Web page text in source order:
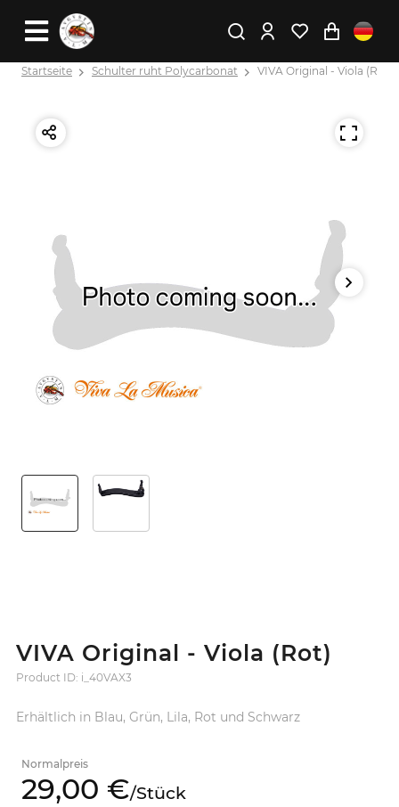
Startseite Schulter ruht Polycarbonat VIVA Original - Viola (Rot)
VIVA Original - Viola (Rot)
Product ID: i_40VAX3
Erhältlich in Blau, Grün, Lila, Rot und Schwarz
Normalpreis
29,00 €/Stück